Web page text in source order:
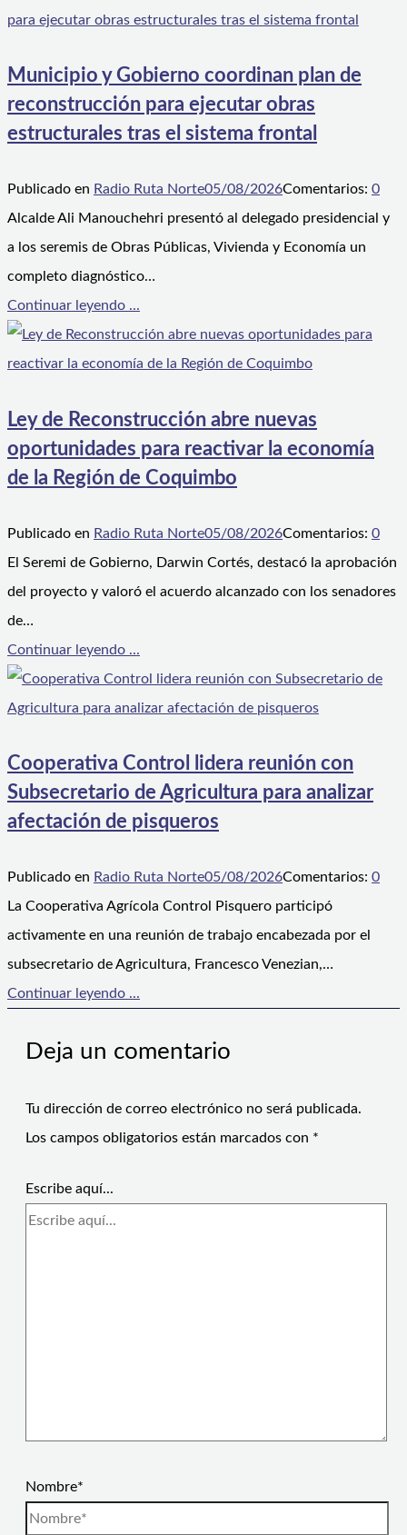
Municipio y Gobierno coordinan plan de
reconstrucción para ejecutar obras
estructurales tras el sistema frontal
Publicado en Radio Ruta Norte05/08/2026Comentarios: 0
Alcalde Ali Manouchehri presentó al delegado presidencial y
a los seremis de Obras Públicas, Vivienda y Economía un
completo diagnóstico…
Continuar leyendo ...
Ley de Reconstrucción abre nuevas
oportunidades para reactivar la economía
de la Región de Coquimbo
Publicado en Radio Ruta Norte05/08/2026Comentarios: 0
El Seremi de Gobierno, Darwin Cortés, destacó la aprobación
del proyecto y valoró el acuerdo alcanzado con los senadores
de…
Continuar leyendo ...
Cooperativa Control lidera reunión con
Subsecretario de Agricultura para analizar
afectación de pisqueros
Publicado en Radio Ruta Norte05/08/2026Comentarios: 0
La Cooperativa Agrícola Control Pisquero participó
activamente en una reunión de trabajo encabezada por el
subsecretario de Agricultura, Francesco Venezian,…
Continuar leyendo ...
Deja un comentario
Tu dirección de correo electrónico no será publicada.
Los campos obligatorios están marcados con *
Escribe aquí...
Nombre*